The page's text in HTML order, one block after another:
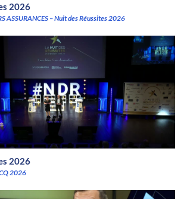
2026
ASSURANCES – Nuit des Réussites 2026
2026
2026